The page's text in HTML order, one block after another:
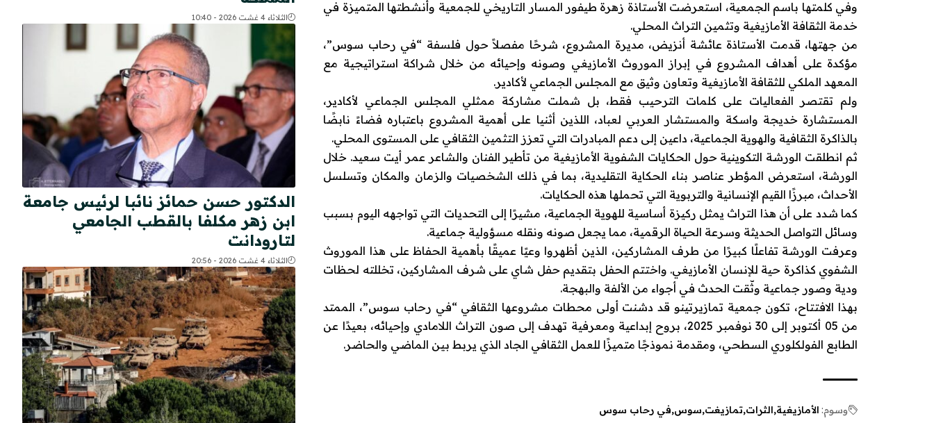
وفي كلمتها باسم الجمعية، استعرضت الأستاذة زهرة طيفور المسار التاريخي للجمعية وأنشطتها المتميزة في
خدمة الثقافة الأمازيغية وتثمين التراث المحلي.
من جهتها، قدمت الأستاذة عائشة أنزيض، مديرة المشروع، شرحًا مفصلاً حول فلسفة “في رحاب سوس”،
مؤكدة على أهداف المشروع في إبراز الموروث الأمازيغي وصونه وإحيائه من خلال شراكة استراتيجية مع
المعهد الملكي للثقافة الأمازيغية وتعاون وثيق مع المجلس الجماعي لأكادير.
ولم تقتصر الفعاليات على كلمات الترحيب فقط، بل شملت مشاركة ممثلي المجلس الجماعي لأكادير،
المستشارة خديجة واسكة والمستشار العربي لعباد، اللذين أثنيا على أهمية المشروع باعتباره فضاءً نابضًا
بالذاكرة الثقافية والهوية الجماعية، داعين إلى دعم المبادرات التي تعزز التثمين الثقافي على المستوى المحلي.
ثم انطلقت الورشة التكوينية حول الحكايات الشفوية الأمازيغية من تأطير الفنان والشاعر عمر أيت سعيد. خلال
الورشة، استعرض المؤطر عناصر بناء الحكاية التقليدية، بما في ذلك الشخصيات والزمان والمكان وتسلسل
الأحداث، مبرزًا القيم الإنسانية والتربوية التي تحملها هذه الحكايات.
كما شدد على أن هذا التراث يمثل ركيزة أساسية للهوية الجماعية، مشيرًا إلى التحديات التي تواجهه اليوم بسبب
وسائل التواصل الحديثة وسرعة الحياة الرقمية، مما يجعل صونه ونقله مسؤولية جماعية.
وعرفت الورشة تفاعلًا كبيرًا من طرف المشاركين، الذين أظهروا وعيًا عميقًا بأهمية الحفاظ على هذا الموروث
الشفوي كذاكرة حية للإنسان الأمازيغي. واختتم الحفل بتقديم حفل شاي على شرف المشاركين، تخللته لحظات
ودية وصور جماعية وثّقت الحدث في أجواء من الألفة والبهجة.
بهذا الافتتاح، تكون جمعية تمازيرتينو قد دشنت أولى محطات مشروعها الثقافي “في رحاب سوس”، الممتد
من 05 أكتوبر إلى 30 نوفمبر 2025، بروح إبداعية ومعرفية تهدف إلى صون التراث اللامادي وإحيائه، بعيدًا عن
الطابع الفولكلوري السطحي، ومقدمة نموذجًا متميزًا للعمل الثقافي الجاد الذي يربط بين الماضي والحاضر.
وسوم: الأمازيغية الثرات تمازيغت سوس في رحاب سوس
الثلاثاء 4 غشت 2026 - 10:40
الدكتور حسن حمائز نائبا لرئيس جامعة
ابن زهر مكلفا بالقطب الجامعي
لتارودانت
الثلاثاء 4 غشت 2026 - 20:56